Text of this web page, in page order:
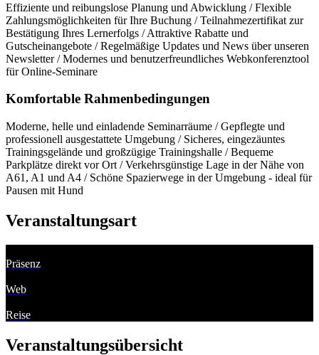
Effiziente und reibungslose Planung und Abwicklung / Flexible
Zahlungsmöglichkeiten für Ihre Buchung / Teilnahmezertifikat zur
Bestätigung Ihres Lernerfolgs / Attraktive Rabatte und
Gutscheinangebote / Regelmäßige Updates und News über unseren
Newsletter / Modernes und benutzerfreundliches Webkonferenztool
für Online-Seminare
Komfortable Rahmenbedingungen
Moderne, helle und einladende Seminarräume / Gepflegte und
professionell ausgestattete Umgebung / Sicheres, eingezäuntes
Trainingsgelände und großzügige Trainingshalle / Bequeme
Parkplätze direkt vor Ort / Verkehrsgünstige Lage in der Nähe von
A61, A1 und A4 / Schöne Spazierwege in der Umgebung - ideal für
Pausen mit Hund
Veranstaltungsart
Präsenz
Web
Reise
Veranstaltungsübersicht